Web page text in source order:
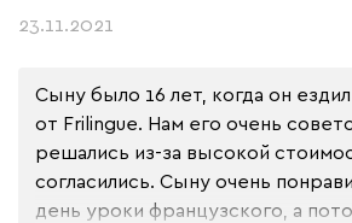
23.11.2021
Сыну было 16 лет, когда он
от Frilingue. Нам его очень
решались из-за высокой
согласились. Сыну очень
день уроки французского, а